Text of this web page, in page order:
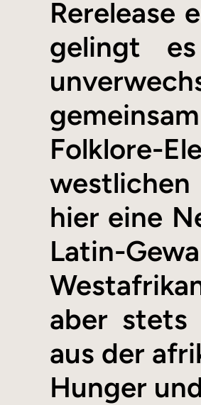
Rerelease
gelingt
Folklore-
hier eine
Latin-
aber stets
aus der
Hunger